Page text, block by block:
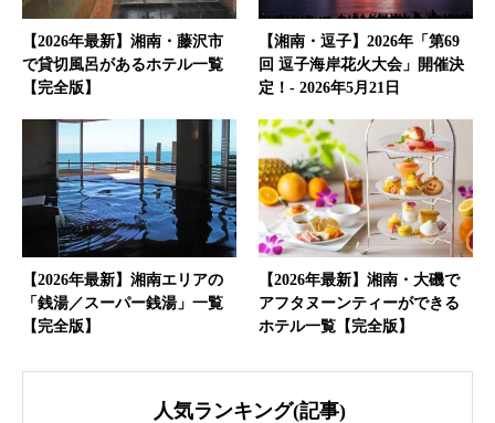
【2026年最新】湘南・藤沢市
で貸切風呂があるホテル一覧
【完全版】
【湘南・逗子】2026年「第69
回 逗子海岸花火大会」開催決
定！- 2026年5月21日
【2026年最新】湘南エリアの
「銭湯／スーパー銭湯」一覧
【完全版】
【2026年最新】湘南・大磯で
アフタヌーンティーができる
ホテル一覧【完全版】
人気ランキング(記事)